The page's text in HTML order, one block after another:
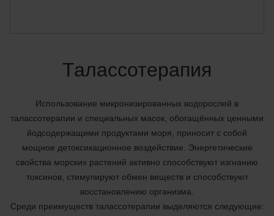
Талассотерапия
Использование микронизированных водорослей в
талассотерапии и специальных масок, обогащённых ценными
йодсодержащими продуктами моря, приносит с собой
мощное детоксикационное воздействие. Энергетические
свойства морских растений активно способствуют изгнанию
токсинов, стимулируют обмен веществ и способствуют
восстановлению организма.
Среди преимуществ талассотерапии выделяются следующие: